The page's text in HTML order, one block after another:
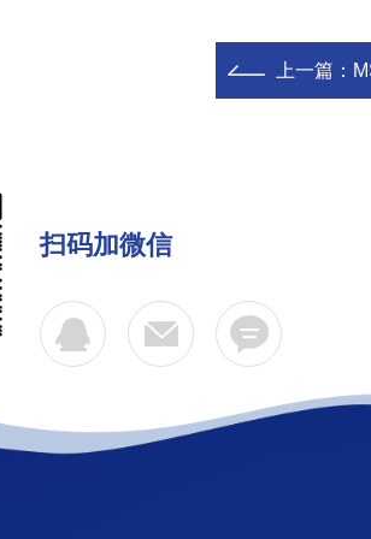
上一篇：
扫码加微信